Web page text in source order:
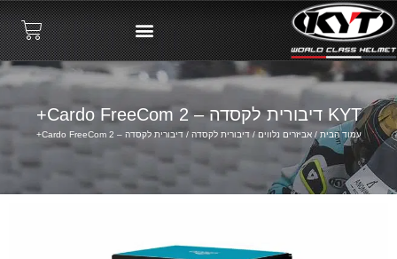
KYT דיבורית לקסדה – Cardo FreeCom 2+
עמוד הבית /אביזרים נלווים /דיבורית לקסדה / דיבורית לקסדה – Cardo FreeCom 2+